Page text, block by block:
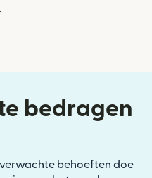
bedragen
behoeften doe